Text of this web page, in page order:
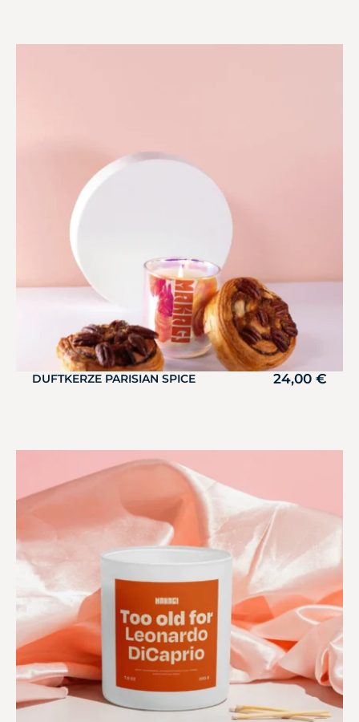
DUFTKERZE PARISIAN SPICE 24,00 €